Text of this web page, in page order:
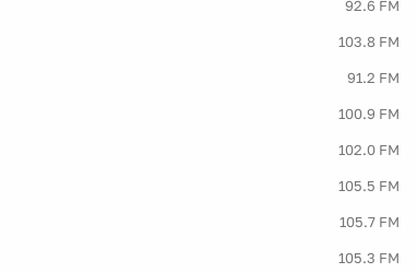
92.6 FM
103.8 FM
91.2 FM
100.9 FM
102.0 FM
105.5 FM
105.7 FM
105.3 FM